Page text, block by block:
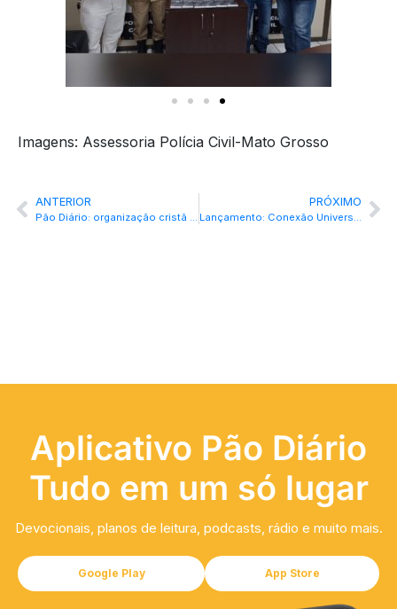
Imagens: Assessoria Polícia Civil-Mato Grosso
ANTERIOR
Pão Diário: organização cristã leva apoio espiritual a servidores da Segurança Pública
PRÓXIMO
Lançamento: Conexão Universitária
Aplicativo Pão Diário
Tudo em um só lugar
Devocionais, planos de leitura, podcasts, rádio e muito mais.
Google Play App Store